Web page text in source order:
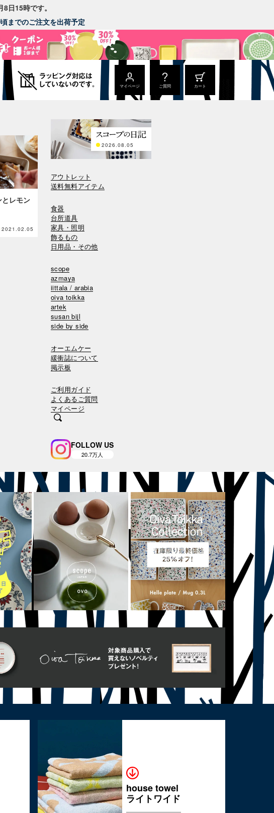
日15時です。
までのご注文を出荷予定
マイページ ご質問 カート
レモン
2021.02.05
2026.08.05
アウトレット
送料無料アイテム
食器
台所道具
家具・照明
飾るもの
日用品・その他
scope
azmaya
iittala / arabia
oiva toikka
artek
susan bijl
side by side
オーエムケー
緩衝誌について
掲示板
ご利用ガイド
よくあるご質問
マイページ
FOLLOW US
house towel
ライトワイド